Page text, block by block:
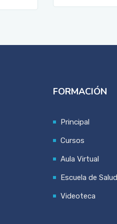
FORMACIÓN
Principal
Cursos
Aula Virtual
Escuela de Salud
Videoteca